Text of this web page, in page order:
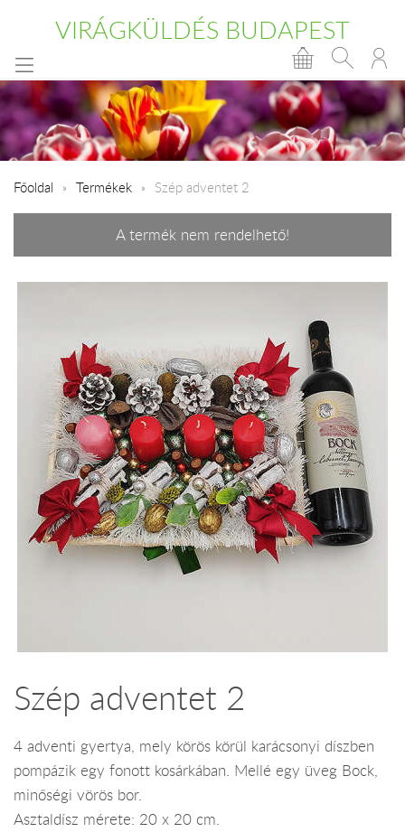
VIRÁGKÜLDÉS BUDAPEST
Főoldal Termékek Szép adventet 2
A termék nem rendelhető!
Szép adventet 2
4 adventi gyertya, mely körös körül karácsonyi díszben
pompázik egy fonott kosárkában. Mellé egy üveg Bock,
minőségi vörös bor.
Asztaldísz mérete: 20 x 20 cm.